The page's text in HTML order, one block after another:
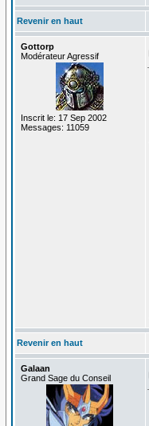
Revenir en haut
Gottorp
Modérateur Agressif
Inscrit le: 17 Sep 2002
Messages: 11059
Revenir en haut
Galaan
Grand Sage du Conseil